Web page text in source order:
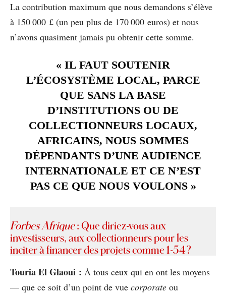
La contribution maximum que nous demandons s’élève
à 150 000 £ (un peu plus de 170 000 euros) et nous
n’avons quasiment jamais pu obtenir cette somme.
« IL FAUT SOUTENIR
L’ÉCOSYSTÈME LOCAL, PARCE
QUE SANS LA BASE
D’INSTITUTIONS OU DE
COLLECTIONNEURS LOCAUX,
AFRICAINS, NOUS SOMMES
DÉPENDANTS D’UNE AUDIENCE
INTERNATIONALE ET CE N’EST
PAS CE QUE NOUS VOULONS »
Forbes Afrique: Que diriez-vous aux
investisseurs, aux collectionneurs pour les
inciter à financer des projets comme 1-54 ?
Touria El Glaoui : À tous ceux qui en ont les moyens
— que ce soit d’un point de vue corporate ou